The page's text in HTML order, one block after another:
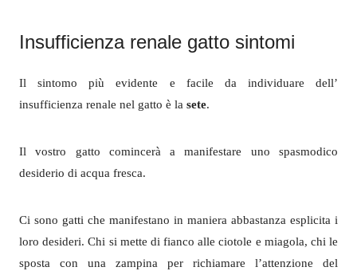
Insufficienza renale gatto sintomi
Il sintomo più evidente e facile da individuare dell’
insufficienza renale nel gatto è la sete.
Il vostro gatto comincerà a manifestare uno spasmodico
desiderio di acqua fresca.
Ci sono gatti che manifestano in maniera abbastanza esplicita i
loro desideri. Chi si mette di fianco alle ciotole e miagola, chi le
sposta con una zampina per richiamare l’attenzione del